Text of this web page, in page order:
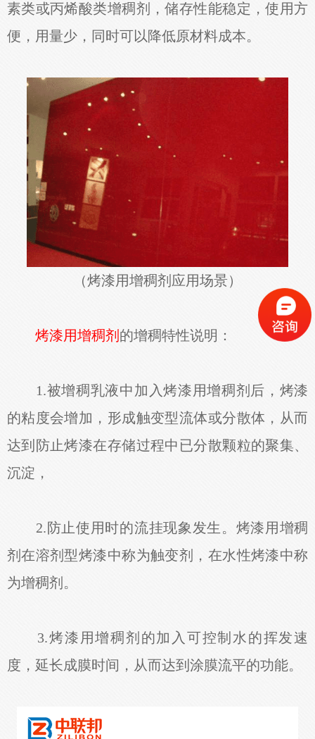
素类或丙烯酸类增稠剂，储存性能稳定，使用方
便，用量少，同时可以降低原材料成本。
（烤漆用增稠剂应用场景）
烤漆用增稠剂 的增稠特性说明：
1.被增稠乳液中加入烤漆用增稠剂后，烤漆
的粘度会增加，形成触变型流体或分散体，从而
达到防止烤漆在存储过程中已分散颗粒的聚集、
沉淀，
2.防止使用时的流挂现象发生。烤漆用增稠
剂在溶剂型烤漆中称为触变剂，在水性烤漆中称
为增稠剂。
3.烤漆用增稠剂的加入可控制水的挥发速
度，延长成膜时间，从而达到涂膜流平的功能。